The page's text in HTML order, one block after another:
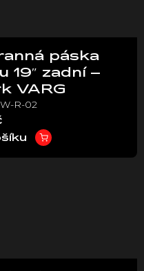
páska
19″ zadní –
VARG
R-02